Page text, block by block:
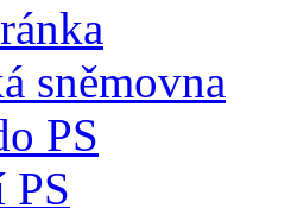
sněmovna
PS
PS